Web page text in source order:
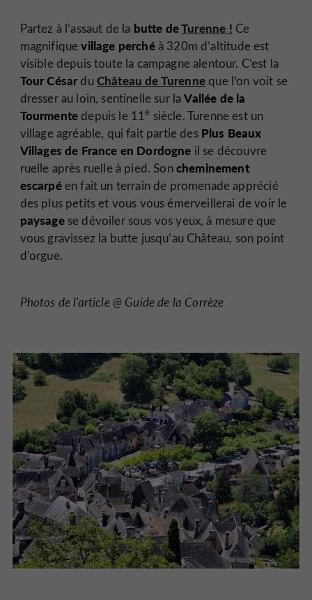
Partez à l’assaut de la butte deTurenne ! Ce
magnifiquevillage perchéà 320m d’altitude est
visible depuis toute la campagne alentour. C’est la
Tour CésarduChâteau de Turenne que l’on voit se
dresser au loin, sentinelle sur laVallée de la
Tourmente depuis le 11e siècle. Turenne est un
village agréable, qui fait partie des Plus Beaux
Villages de France en Dordogne il se découvre
ruelle après ruelle à pied. Soncheminement
escarpéen fait un terrain de promenade apprécié
des plus petits et vous vous émerveillerai de voir le
paysagese dévoiler sous vos yeux, à mesure que
vous gravissez la butte jusqu’au Château, son point
d’orgue.
Photos de l'article @ Guide de la Corrèze